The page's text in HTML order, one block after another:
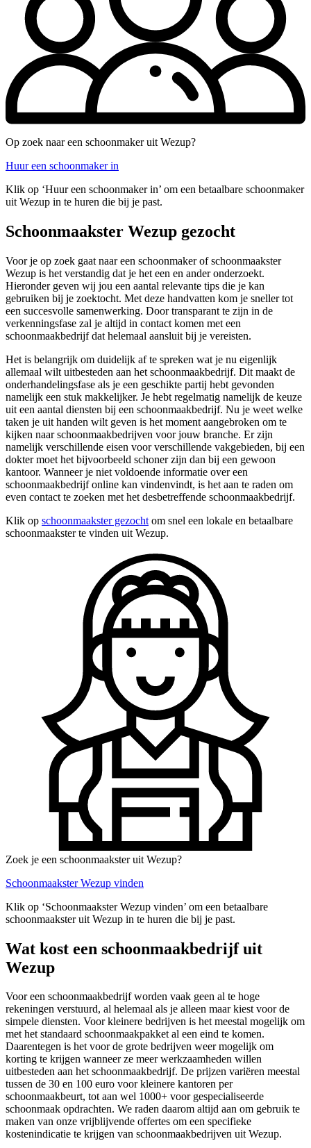
Op zoek naar een schoonmaker uit Wezup?
Huur een schoonmaker in
Klik op ‘Huur een schoonmaker in’ om een betaalbare schoonmaker
uit Wezup in te huren die bij je past.
Schoonmaakster Wezup gezocht
Voor je op zoek gaat naar een schoonmaker of schoonmaakster
Wezup is het verstandig dat je het een en ander onderzoekt.
Hieronder geven wij jou een aantal relevante tips die je kan
gebruiken bij je zoektocht. Met deze handvatten kom je sneller tot
een succesvolle samenwerking. Door transparant te zijn in de
verkenningsfase zal je altijd in contact komen met een
schoonmaakbedrijf dat helemaal aansluit bij je vereisten.
Het is belangrijk om duidelijk af te spreken wat je nu eigenlijk
allemaal wilt uitbesteden aan het schoonmaakbedrijf. Dit maakt de
onderhandelingsfase als je een geschikte partij hebt gevonden
namelijk een stuk makkelijker. Je hebt regelmatig namelijk de keuze
uit een aantal diensten bij een schoonmaakbedrijf. Nu je weet welke
taken je uit handen wilt geven is het moment aangebroken om te
kijken naar schoonmaakbedrijven voor jouw branche. Er zijn
namelijk verschillende eisen voor verschillende vakgebieden, bij een
dokter moet het bijvoorbeeld schoner zijn dan bij een gewoon
kantoor. Wanneer je niet voldoende informatie over een
schoonmaakbedrijf online kan vindenvindt, is het aan te raden om
even contact te zoeken met het desbetreffende schoonmaakbedrijf.
Klik op schoonmaakster gezocht om snel een lokale en betaalbare
schoonmaakster te vinden uit Wezup.
Zoek je een schoonmaakster uit Wezup?
Schoonmaakster Wezup vinden
Klik op ‘Schoonmaakster Wezup vinden’ om een betaalbare
schoonmaakster uit Wezup in te huren die bij je past.
Wat kost een schoonmaakbedrijf uit
Wezup
Voor een schoonmaakbedrijf worden vaak geen al te hoge
rekeningen verstuurd, al helemaal als je alleen maar kiest voor de
simpele diensten. Voor kleinere bedrijven is het meestal mogelijk om
met het standaard schoonmaakpakket al een eind te komen.
Daarentegen is het voor de grote bedrijven weer mogelijk om
korting te krijgen wanneer ze meer werkzaamheden willen
uitbesteden aan het schoonmaakbedrijf. De prijzen variëren meestal
tussen de 30 en 100 euro voor kleinere kantoren per
schoonmaakbeurt, tot aan wel 1000+ voor gespecialiseerde
schoonmaak opdrachten. We raden daarom altijd aan om gebruik te
maken van onze vrijblijvende offertes om een specifieke
kostenindicatie te krijgen van schoonmaakbedrijven uit Wezup.